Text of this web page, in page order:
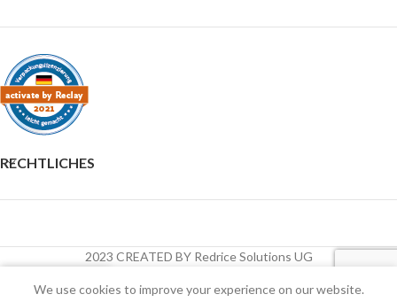
RECHTLICHES
2023 CREATED BY Redrice Solutions UG
We use cookies to improve your experience on our website.